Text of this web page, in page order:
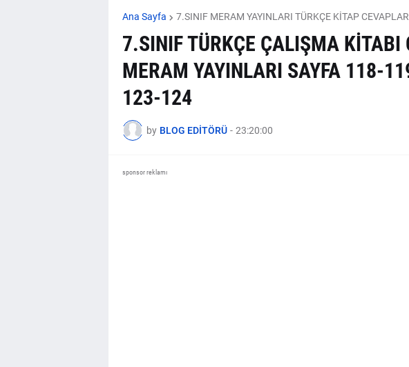
Ana Sayfa 7.SINIF MERAM YAYINLARI TÜRKÇE KİTAP
7.SINIF TÜRKÇE ÇALIŞMA KİTABI
MERAM YAYINLARI SAYFA 118-
123-124
by BLOG EDİTÖRÜ - 23:20:00
sponsor reklamı